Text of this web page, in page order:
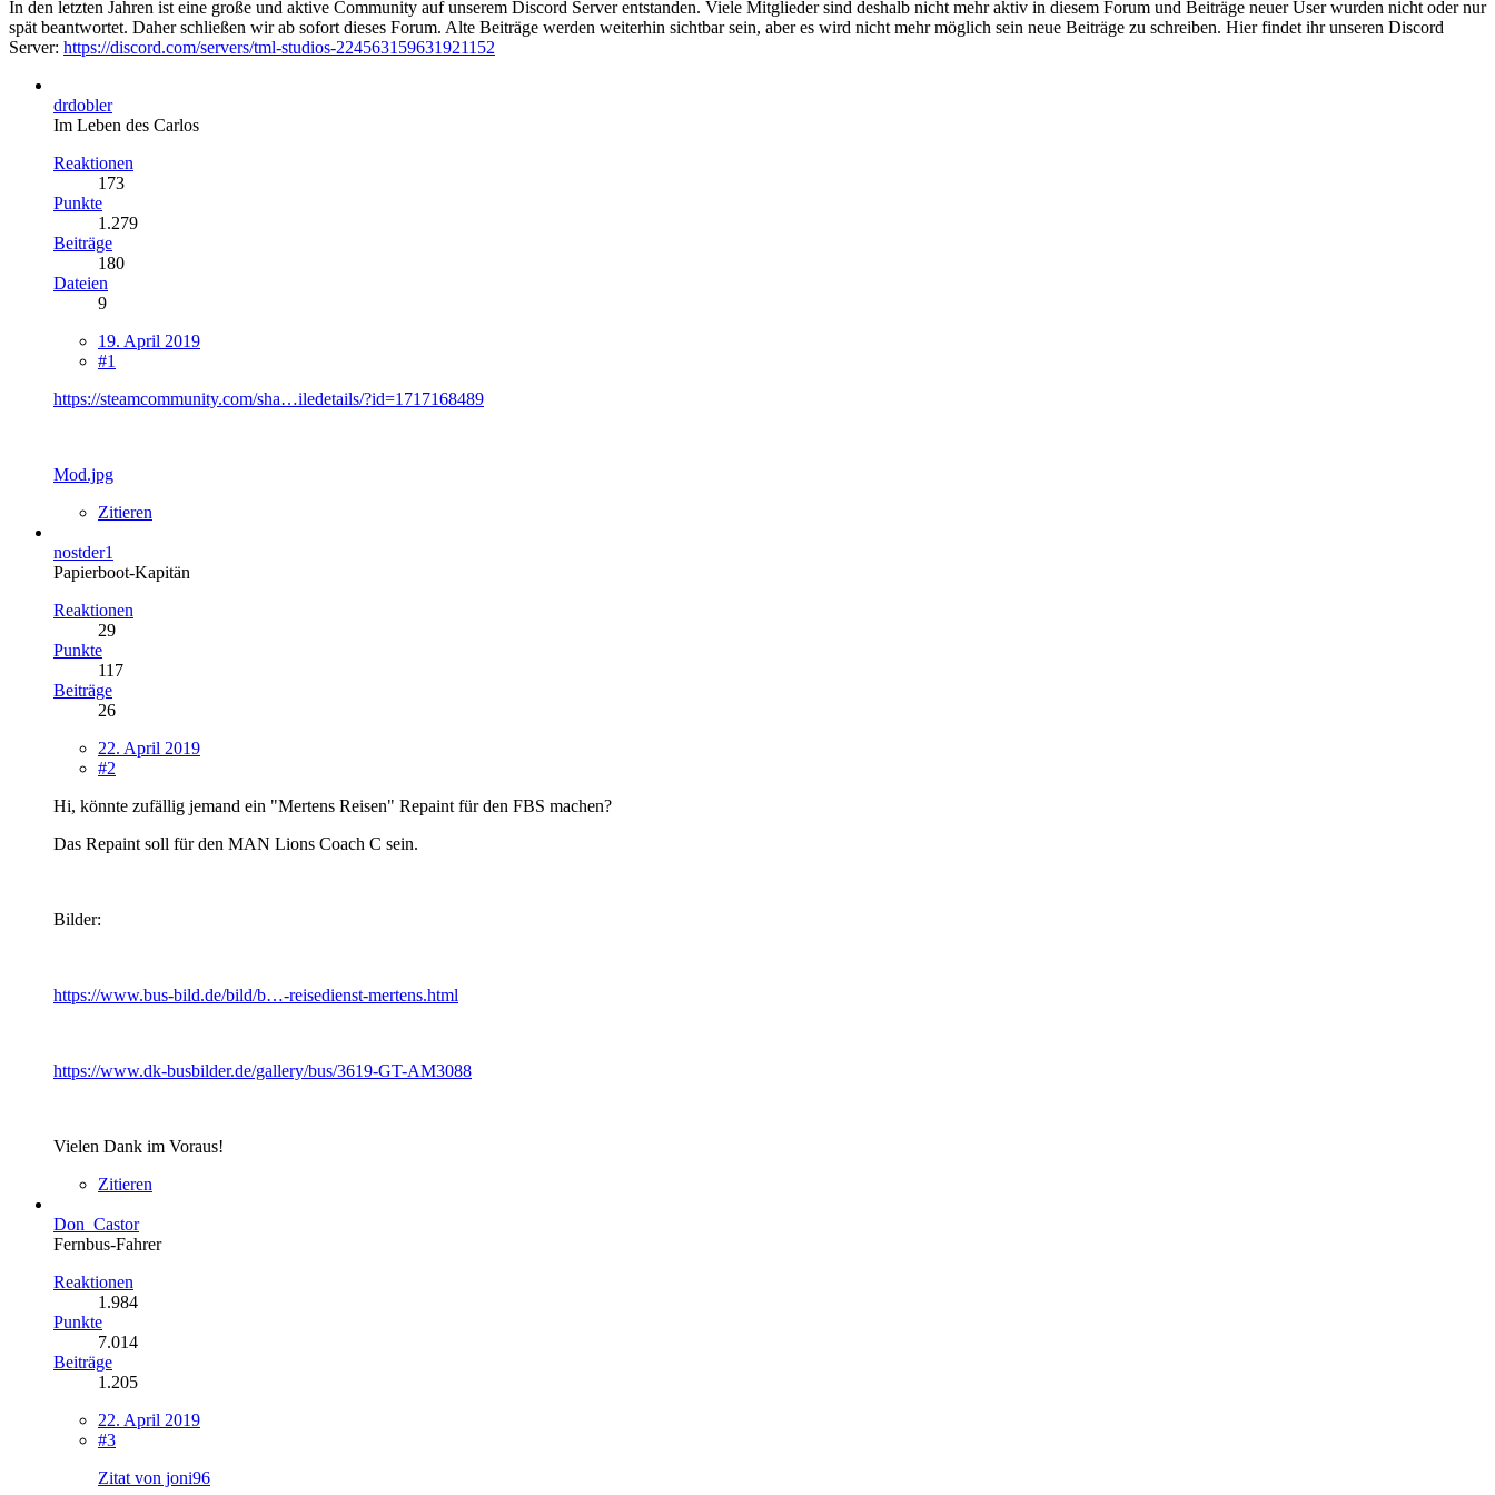
In den letzten Jahren ist eine große und aktive Community auf unserem Discord Server entstanden. Viele Mitglieder sind deshalb nicht mehr aktiv in diesem Forum und Beiträge neuer User wurden nicht oder nur
spät beantwortet. Daher schließen wir ab sofort dieses Forum. Alte Beiträge werden weiterhin sichtbar sein, aber es wird nicht mehr möglich sein neue Beiträge zu schreiben. Hier findet ihr unseren Discord
Server: https://discord.com/servers/tml-studios-224563159631921152
drdobler
Im Leben des Carlos
Reaktionen
173
Punkte
1.279
Beiträge
180
Dateien
9
19. April 2019
#1
https://steamcommunity.com/sha…iledetails/?id=1717168489
Mod.jpg
Zitieren
nostder1
Papierboot-Kapitän
Reaktionen
29
Punkte
117
Beiträge
26
22. April 2019
#2
Hi, könnte zufällig jemand ein "Mertens Reisen" Repaint für den FBS machen?
Das Repaint soll für den MAN Lions Coach C sein.
Bilder:
https://www.bus-bild.de/bild/b…-reisedienst-mertens.html
https://www.dk-busbilder.de/gallery/bus/3619-GT-AM3088
Vielen Dank im Voraus!
Zitieren
Don_Castor
Fernbus-Fahrer
Reaktionen
1.984
Punkte
7.014
Beiträge
1.205
22. April 2019
#3
Zitat von joni96